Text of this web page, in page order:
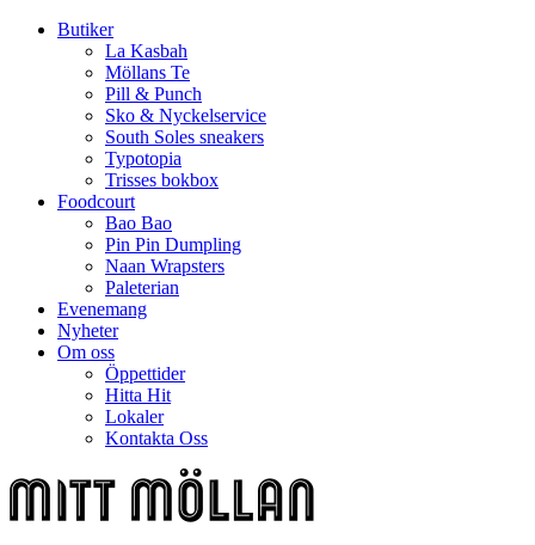
Butiker
La Kasbah
Möllans Te
Pill & Punch
Sko & Nyckelservice
South Soles sneakers
Typotopia
Trisses bokbox
Foodcourt
Bao Bao
Pin Pin Dumpling
Naan Wrapsters
Paleterian
Evenemang
Nyheter
Om oss
Öppettider
Hitta Hit
Lokaler
Kontakta Oss